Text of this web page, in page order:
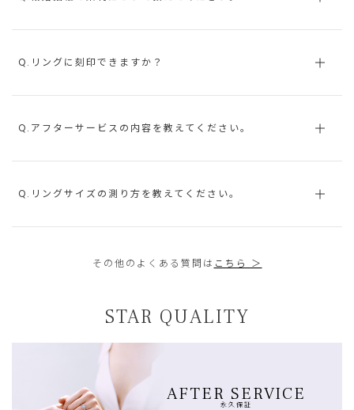
Q.リングに刻印できますか？
Q.アフターサービスの内容を教えてください。
Q.リングサイズの測り方を教えてください。
その他のよくある質問は こちら ＞
STAR QUALITY
AFTER SERVICE
永久保証